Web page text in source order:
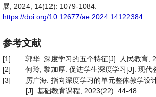
展, 2024, 14(12): 1079-1084.
https://doi.org/10.12677/ae.2024.14122384
参考文献
[1]
郭华. 深度学习的五个特征[J]. 人民教育,
[2]
何玲, 黎加厚. 促进学生深度学习[J]. 现代
[3]
厉广海. 指向深度学习的单元整体教学
[J]. 基础教育课程, 2023(22): 44-48.